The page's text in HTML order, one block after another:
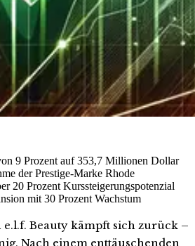
9 Prozent auf 353,7 Millionen Dollar
der Prestige-Marke Rhode
20 Prozent Kurssteigerungspotenzial
mit 30 Prozent Wachstum
Beauty kämpft sich zurück –
Nach einem enttäuschenden